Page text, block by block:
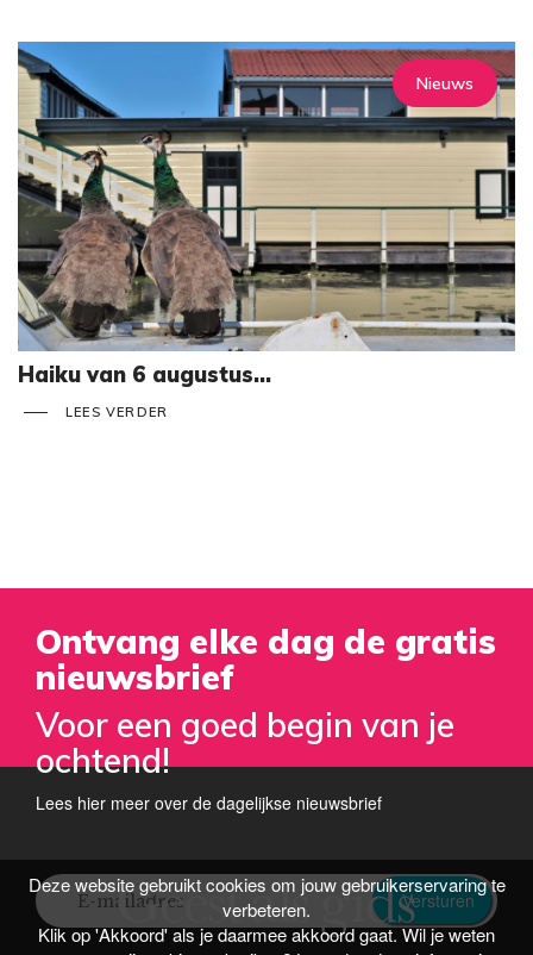
Nieuws
Haiku van 6 augustus...
LEES VERDER
Ontvang elke dag de gratis
nieuwsbrief
Voor een goed begin van je
ochtend!
Lees hier meer over de dagelijkse nieuwsbrief
Versturen
Deze website gebruikt cookies om jouw gebruikerservaring te
verbeteren.
Klik op 'Akkoord' als je daarmee akkoord gaat. Wil je weten